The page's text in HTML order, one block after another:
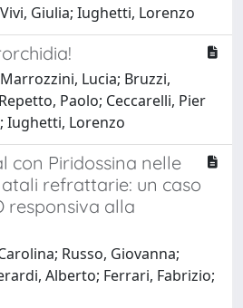
Giulia; Iughetti, Lorenzo
Lucia; Bruzzi,
Paolo; Ceccarelli, Pier
Iughetti, Lorenzo
con Piridossina nelle
refrattarie: un caso
responsiva alla
Russo, Giovanna;
Alberto; Ferrari, Fabrizio;